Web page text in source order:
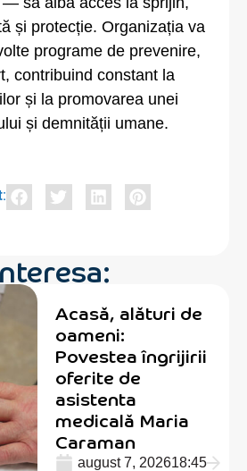
și protecție. Organizația va
programe de prevenire,
contribuind constant la
și la promovarea unei
și demnității umane.
Acasă, alături de
oameni:
Povestea îngrijirii
oferite de
asistenta
medicală Maria
Caraman
august 7, 202618:45